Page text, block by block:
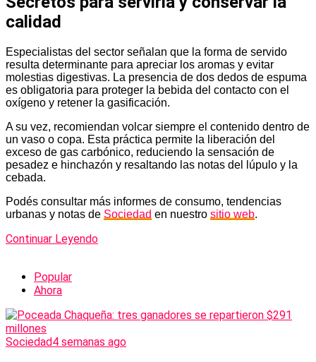
calidad
Especialistas del sector señalan que la forma de servido
resulta determinante para apreciar los aromas y evitar
molestias digestivas. La presencia de dos dedos de espuma
es obligatoria para proteger la bebida del contacto con el
oxígeno y retener la gasificación.
A su vez, recomiendan volcar siempre el contenido dentro de
un vaso o copa. Esta práctica permite la liberación del
exceso de gas carbónico, reduciendo la sensación de
pesadez e hinchazón y resaltando las notas del lúpulo y la
cebada.
Podés consultar más informes de consumo, tendencias
urbanas y notas de Sociedad en nuestro sitio web.
Continuar Leyendo
Popular
Ahora
Sociedad4 semanas ago